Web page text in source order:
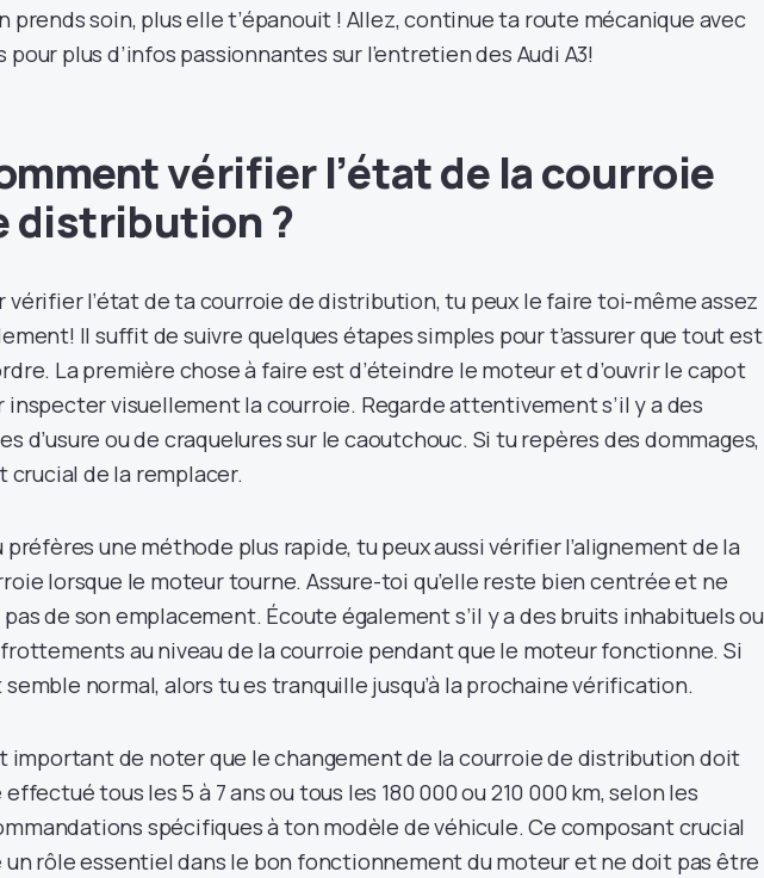
prends soin, plus elle t’épanouit ! Allez, continue ta route mécanique avec
pour plus d’infos passionnantes sur l’entretien des Audi A3!
vérifier l’état de la courroie
distribution ?
vérifier l’état de ta courroie de distribution, tu peux le faire toi-même assez
Il suffit de suivre quelques étapes simples pour t’assurer que tout est
La première chose à faire est d’éteindre le moteur et d’ouvrir le capot
inspecter visuellement la courroie. Regarde attentivement s’il y a des
d’usure ou de craquelures sur le caoutchouc. Si tu repères des dommages,
crucial de la remplacer.
préfères une méthode plus rapide, tu peux aussi vérifier l’alignement de la
lorsque le moteur tourne. Assure-toi qu’elle reste bien centrée et ne
de son emplacement. Écoute également s’il y a des bruits inhabituels ou
au niveau de la courroie pendant que le moteur fonctionne. Si
normal, alors tu es tranquille jusqu’à la prochaine vérification.
important de noter que le changement de la courroie de distribution doit
tous les 5 à 7 ans ou tous les 180 000 ou 210 000 km, selon les
spécifiques à ton modèle de véhicule. Ce composant crucial
un rôle essentiel dans le bon fonctionnement du moteur et ne doit pas être